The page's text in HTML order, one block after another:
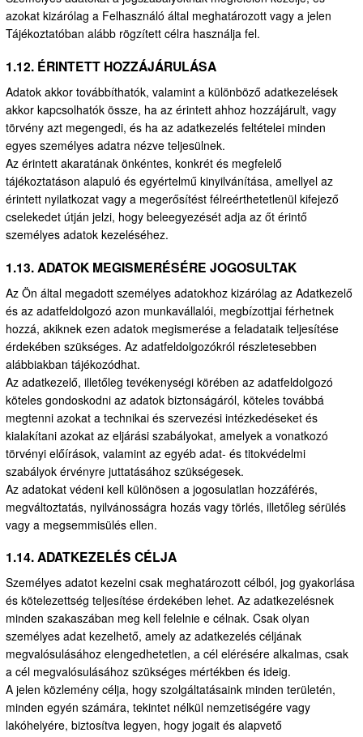
azokat kizárólag a Felhasználó által meghatározott vagy a jelen
Tájékoztatóban alább rögzített célra használja fel.
1.12. ÉRINTETT HOZZÁJÁRULÁSA
Adatok akkor továbbíthatók, valamint a különböző adatkezelések
akkor kapcsolhatók össze, ha az érintett ahhoz hozzájárult, vagy
törvény azt megengedi, és ha az adatkezelés feltételei minden
egyes személyes adatra nézve teljesülnek.
Az érintett akaratának önkéntes, konkrét és megfelelő
tájékoztatáson alapuló és egyértelmű kinyilvánítása, amellyel az
érintett nyilatkozat vagy a megerősítést félreérthetetlenül kifejező
cselekedet útján jelzi, hogy beleegyezését adja az őt érintő
személyes adatok kezeléséhez.
1.13. ADATOK MEGISMERÉSÉRE JOGOSULTAK
Az Ön által megadott személyes adatokhoz kizárólag az Adatkezelő
és az adatfeldolgozó azon munkavállalói, megbízottjai férhetnek
hozzá, akiknek ezen adatok megismerése a feladataik teljesítése
érdekében szükséges. Az adatfeldolgozókról részletesebben
alábbiakban tájékozódhat.
Az adatkezelő, illetőleg tevékenységi körében az adatfeldolgozó
köteles gondoskodni az adatok biztonságáról, köteles továbbá
megtenni azokat a technikai és szervezési intézkedéseket és
kialakítani azokat az eljárási szabályokat, amelyek a vonatkozó
törvényi előírások, valamint az egyéb adat- és titokvédelmi
szabályok érvényre juttatásához szükségesek.
Az adatokat védeni kell különösen a jogosulatlan hozzáférés,
megváltoztatás, nyilvánosságra hozás vagy törlés, illetőleg sérülés
vagy a megsemmisülés ellen.
1.14. ADATKEZELÉS CÉLJA
Személyes adatot kezelni csak meghatározott célból, jog gyakorlása
és kötelezettség teljesítése érdekében lehet. Az adatkezelésnek
minden szakaszában meg kell felelnie e célnak. Csak olyan
személyes adat kezelhető, amely az adatkezelés céljának
megvalósulásához elengedhetetlen, a cél elérésére alkalmas, csak
a cél megvalósulásához szükséges mértékben és ideig.
A jelen közlemény célja, hogy szolgáltatásaink minden területén,
minden egyén számára, tekintet nélkül nemzetiségére vagy
lakóhelyére, biztosítva legyen, hogy jogait és alapvető